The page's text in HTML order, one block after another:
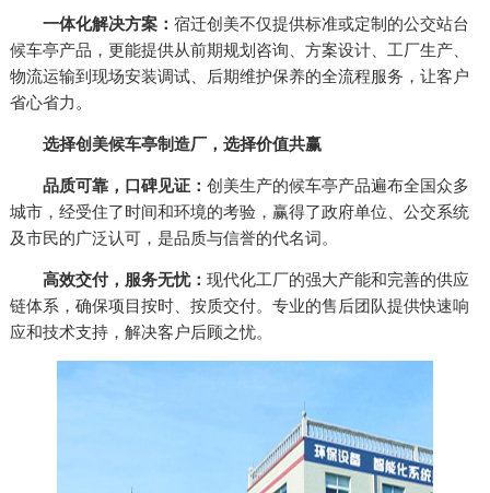
一体化解决方案： 宿迁创美不仅提供标准或定制的公交站台
候车亭产品，更能提供从前期规划咨询、方案设计、工厂生产、
物流运输到现场安装调试、后期维护保养的全流程服务，让客户
省心省力。
选择创美候车亭制造厂，选择价值共赢
品质可靠，口碑见证： 创美生产的候车亭产品遍布全国众多
城市，经受住了时间和环境的考验，赢得了政府单位、公交系统
及市民的广泛认可，是品质与信誉的代名词。
高效交付，服务无忧： 现代化工厂的强大产能和完善的供应
链体系，确保项目按时、按质交付。专业的售后团队提供快速响
应和技术支持，解决客户后顾之忧。